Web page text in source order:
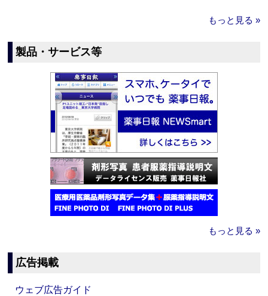
もっと見る »
製品・サービス等
もっと見る »
広告掲載
ウェブ広告ガイド